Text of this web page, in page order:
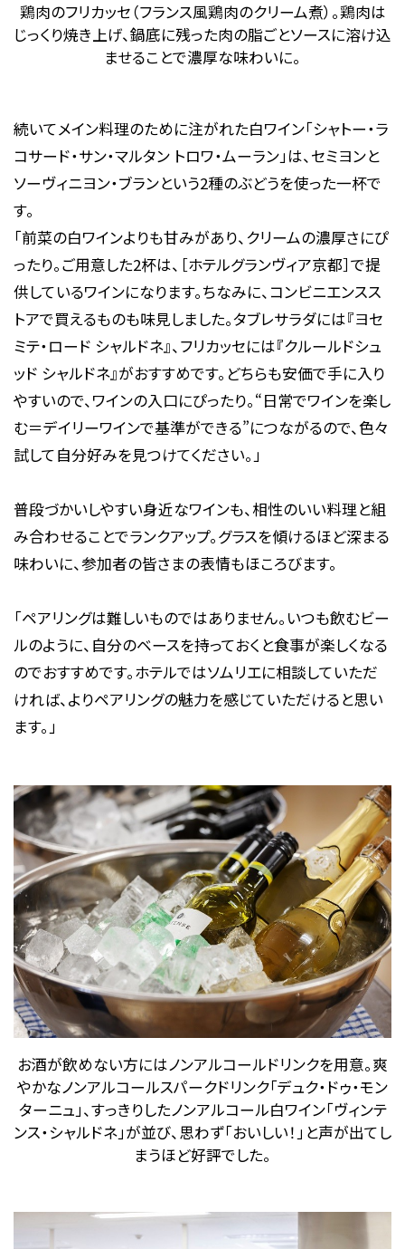
鶏肉のフリカッセ（フランス風鶏肉のクリーム煮）。鶏肉は
じっくり焼き上げ、鍋底に残った肉の脂ごとソースに溶け込
ませることで濃厚な味わいに。
続いてメイン料理のために注がれた白ワイン「シャトー・ラ
コサード・サン・マルタン トロワ・ムーラン」は、セミヨンと
ソーヴィニヨン・ブランという2種のぶどうを使った一杯で
す。
「前菜の白ワインよりも甘みがあり、クリームの濃厚さにぴ
ったり。ご用意した2杯は、［ホテルグランヴィア京都］で提
供しているワインになります。ちなみに、コンビニエンスス
トアで買えるものも味見しました。タブレサラダには『ヨセ
ミテ・ロード シャルドネ』、フリカッセには『クルールドシュ
ッド シャルドネ』がおすすめです。どちらも安価で手に入り
やすいので、ワインの入口にぴったり。“日常でワインを楽し
む＝デイリーワインで基準ができる”につながるので、色々
試して自分好みを見つけてください。」
普段づかいしやすい身近なワインも、相性のいい料理と組
み合わせることでランクアップ。グラスを傾けるほど深まる
味わいに、参加者の皆さまの表情もほころびます。
「ペアリングは難しいものではありません。いつも飲むビー
ルのように、自分のベースを持っておくと食事が楽しくなる
のでおすすめです。ホテルではソムリエに相談していただ
ければ、よりペアリングの魅力を感じていただけると思い
ます。」
お酒が飲めない方にはノンアルコールドリンクを用意。爽
やかなノンアルコールスパークドリンク「デュク・ドゥ・モン
ターニュ」、すっきりしたノンアルコール白ワイン「ヴィンテ
ンス・シャルドネ」が並び、思わず「おいしい！」と声が出てし
まうほど好評でした。